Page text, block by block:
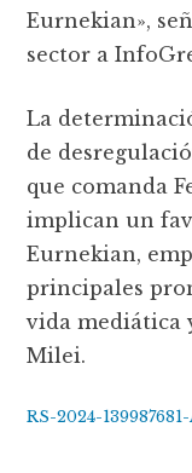
Eurnekian»,
sector a
La
de
que comanda
implican un
Eurnekian,
principales
vida mediática
Milei.
RS-2024-